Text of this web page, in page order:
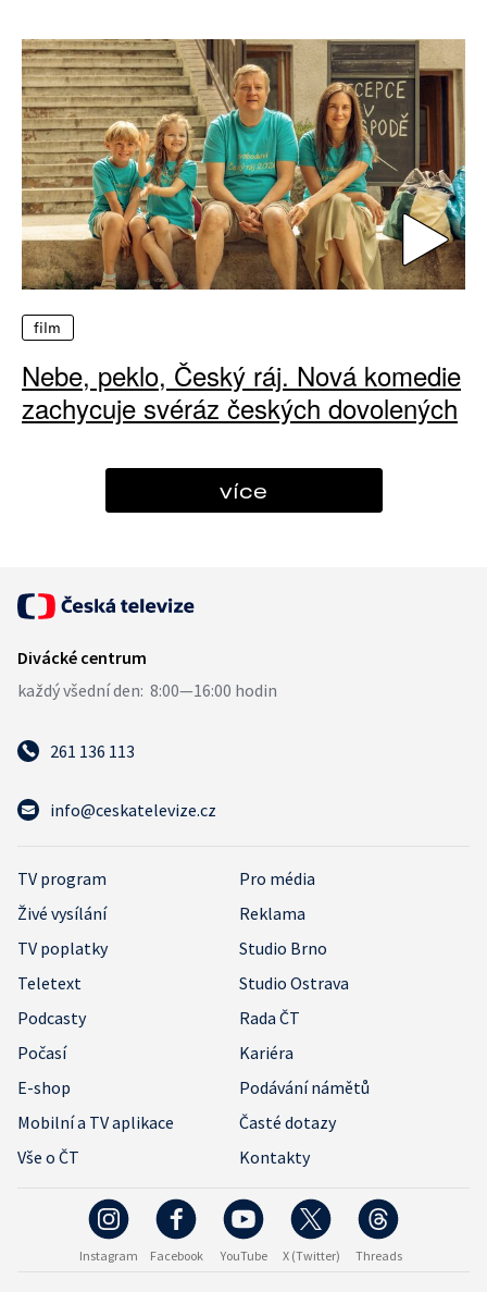
film
Nebe, peklo, Český ráj. Nová komedie
zachycuje svéráz českých dovolených
více
261 136 113
info@ceskatelevize.cz
TV program
Pro média
Živé vysílání
Reklama
TV poplatky
Studio Brno
Teletext
Studio Ostrava
Podcasty
Rada ČT
Počasí
Kariéra
E-shop
Podávání námětů
Mobilní a TV aplikace
Časté dotazy
Vše o ČT
Kontakty
Instagram Facebook YouTube X (Twitter) Threads